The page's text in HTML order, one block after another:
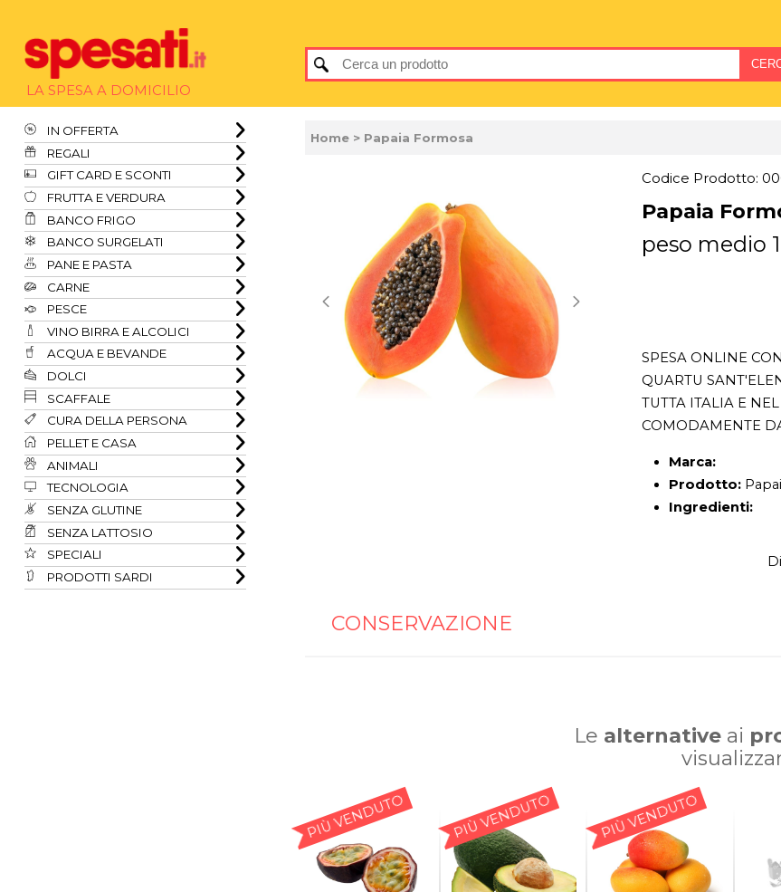
LA SPESA A DOMICILIO
IN OFFERTA
REGALI
GIFT CARD E SCONTI
FRUTTA E VERDURA
BANCO FRIGO
BANCO SURGELATI
PANE E PASTA
CARNE
PESCE
VINO BIRRA E ALCOLICI
ACQUA E BEVANDE
DOLCI
SCAFFALE
CURA DELLA PERSONA
PELLET E CASA
ANIMALI
TECNOLOGIA
SENZA GLUTINE
SENZA LATTOSIO
SPECIALI
PRODOTTI SARDI
Home > Papaia Formosa
Codice Prodotto:
Papaia
peso medio
SPESA ONLINE
QUARTU
TUTTA ITALIA E
COMODAMENTE
Marca:
Prodotto:
Ingredienti:
CONSERVAZIONE
Le alternativeai
PIÙ VENDUTO PIÙ VENDUTO PIÙ VENDUTO